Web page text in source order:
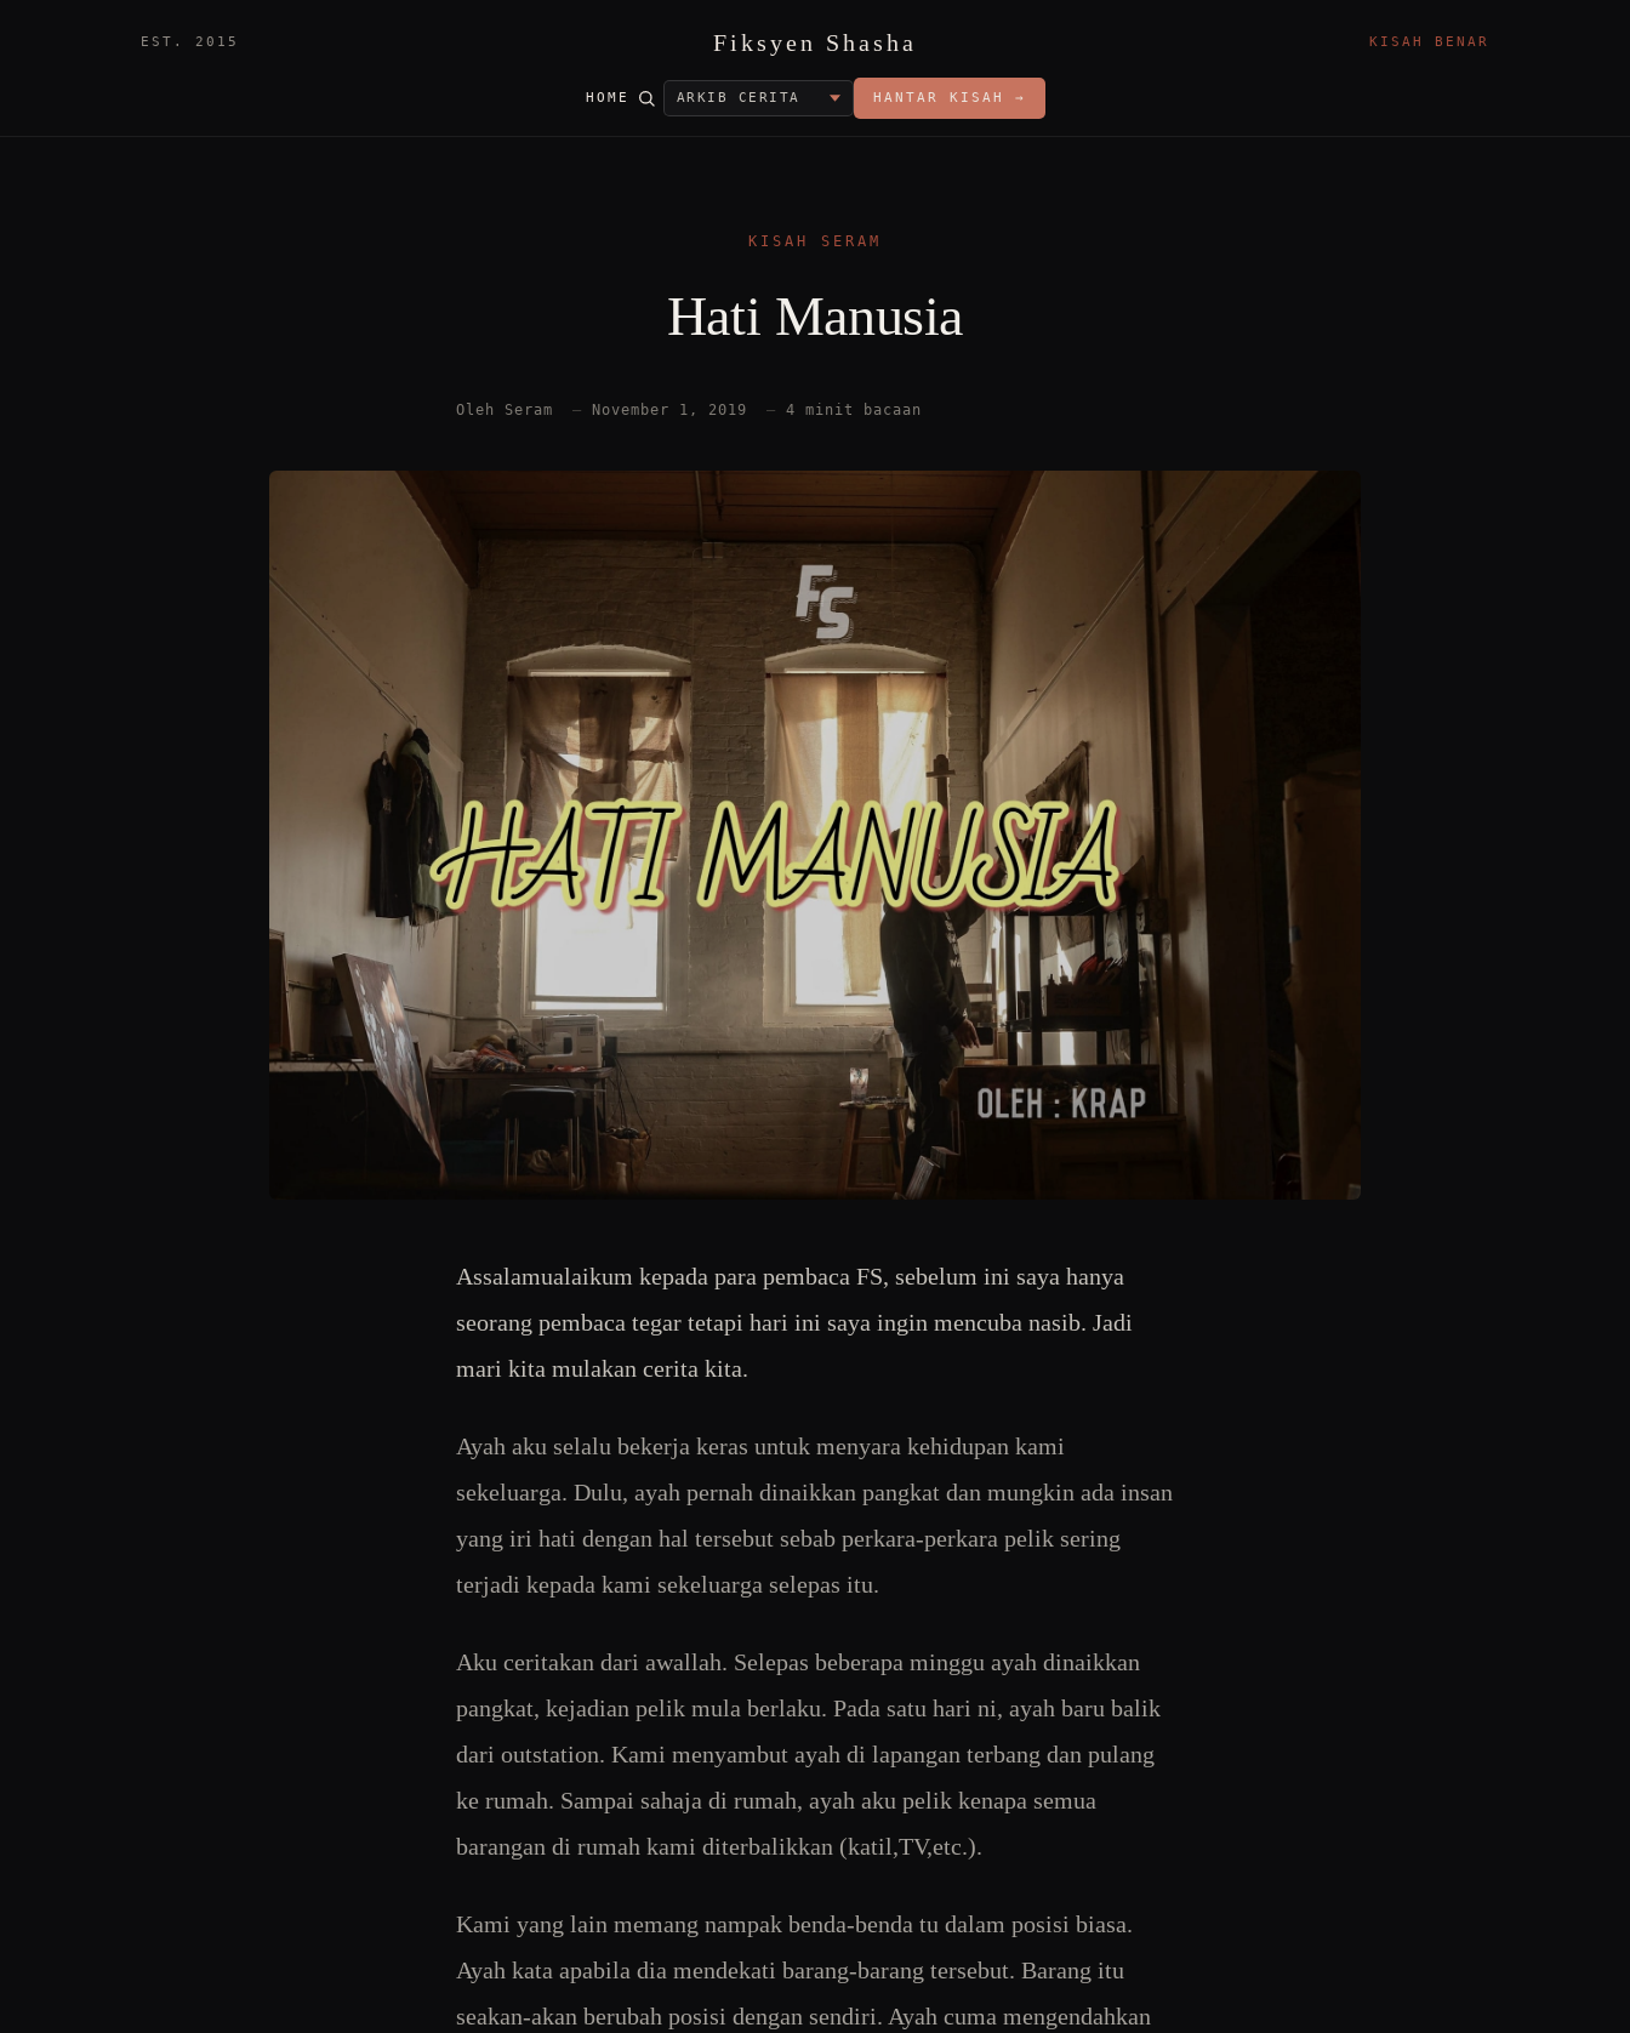
EST. 2015 Fiksyen Shasha KISAH BENAR
HOME HANTAR KISAH →
KISAH SERAM
Hati Manusia
Oleh Seram — November 1, 2019 — 4 minit bacaan
Assalamualaikum kepada para pembaca FS, sebelum ini saya hanya
seorang pembaca tegar tetapi hari ini saya ingin mencuba nasib. Jadi
mari kita mulakan cerita kita.
Ayah aku selalu bekerja keras untuk menyara kehidupan kami
sekeluarga. Dulu, ayah pernah dinaikkan pangkat dan mungkin ada insan
yang iri hati dengan hal tersebut sebab perkara-perkara pelik sering
terjadi kepada kami sekeluarga selepas itu.
Aku ceritakan dari awallah. Selepas beberapa minggu ayah dinaikkan
pangkat, kejadian pelik mula berlaku. Pada satu hari ni, ayah baru balik
dari outstation. Kami menyambut ayah di lapangan terbang dan pulang
ke rumah. Sampai sahaja di rumah, ayah aku pelik kenapa semua
barangan di rumah kami diterbalikkan (katil,TV,etc.).
Kami yang lain memang nampak benda-benda tu dalam posisi biasa.
Ayah kata apabila dia mendekati barang-barang tersebut. Barang itu
seakan-akan berubah posisi dengan sendiri. Ayah cuma mengendahkan